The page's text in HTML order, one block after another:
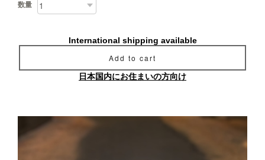
数量
International shipping available
Add to cart
日本国内にお住まいの方向け